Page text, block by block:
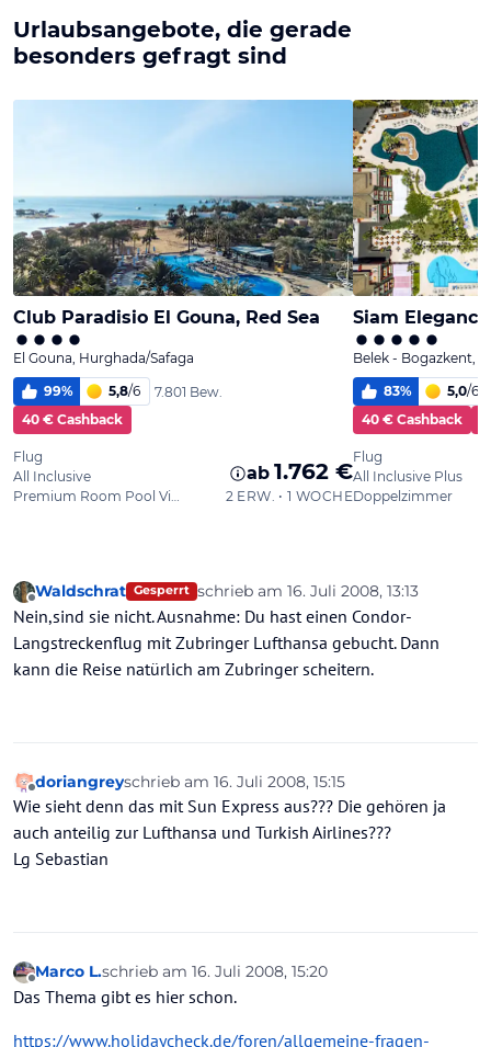
Offline
Waldschrat Gesperrt schrieb am 16. Juli 2008, 13:13
zuletzt editiert von
Nein,sind sie nicht. Ausnahme: Du hast einen Condor-
Langstreckenflug mit Zubringer Lufthansa gebucht. Dann
kann die Reise natürlich am Zubringer scheitern.
Offline
doriangreyschrieb am 16. Juli 2008, 15:15
zuletzt editiert von
Wie sieht denn das mit Sun Express aus??? Die gehören ja
auch anteilig zur Lufthansa und Turkish Airlines???
Lg Sebastian
Offline
Marco L.schrieb am 16. Juli 2008, 15:20
zuletzt editiert von
Das Thema gibt es hier schon.
https://www.holidaycheck.de/foren/allgemeine-fragen-